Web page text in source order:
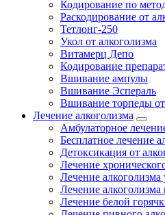
Кодирование по
Раскодирование от
Тетлонг-250
Укол от алкоголизма
Витамерц Депо
Кодирование
Вшивание ампулы
Вшивание Эспераль
Вшивание торпеды от
Лечение алкоголизма
Амбулаторное
Бесплатное лечение
Детоксикация от
Лечение
Лечение
Лечение алкоголизма
Лечение белой